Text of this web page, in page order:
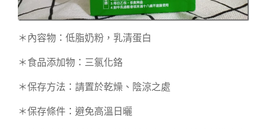
＊內容物：低脂奶粉，乳清蛋白
＊食品添加物：三氯化鉻
＊保存方法：請置於乾燥、陰涼之處
＊保存條件：避免高溫日曬